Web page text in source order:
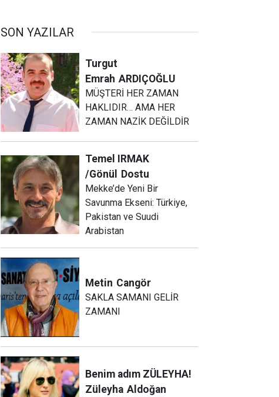
SON YAZILAR
Turgut
Emrah ARDIÇOĞLU
MÜŞTERİ HER ZAMAN
HAKLIDIR… AMA HER
ZAMAN NAZİK DEĞİLDİR
Temel IRMAK
/Gönül
Dostu
Mekke’de Yeni Bir
Savunma Ekseni: Türkiye,
Pakistan ve Suudi
Arabistan
Metin Cangör
SAKLA SAMANI GELİR
ZAMANI
Benim adım ZÜLEYHA!
Züleyha Aldoğan